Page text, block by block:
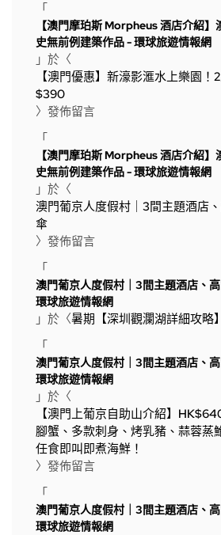
「
【澳門摩珀斯 Morpheus 酒店介紹】
史無前例建築作品 - 環球旅遊情報網
」於〈
【澳門優惠】新濠影滙水上樂園！
$390
〉發佈留言
「
【澳門摩珀斯 Morpheus 酒店介紹】
史無前例建築作品 - 環球旅遊情報網
」於〈
澳門葡京人度假村｜3間主題酒店
傘
〉發佈留言
「
澳門葡京人度假村｜3間主題酒店、
環球旅遊情報網
」於〈暑期【深圳觀瀾湖詳細攻略】
「
澳門葡京人度假村｜3間主題酒店、
環球旅遊情報網
」於〈
【澳門上葡京自助山介紹】
腳蟹、多款刺身、烤乳豬、蒜蓉蒸
任食即叫即煮海鮮！
〉發佈留言
「
澳門葡京人度假村｜3間主題酒店、
環球旅遊情報網